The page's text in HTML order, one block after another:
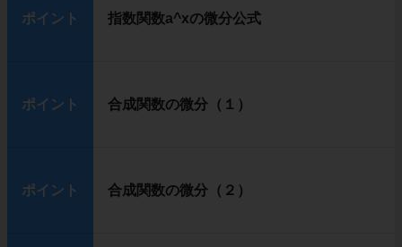
ポイント 指数関数a^xの微分公式
ポイント 合成関数の微分（１）
ポイント 合成関数の微分（２）